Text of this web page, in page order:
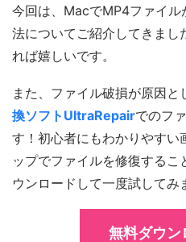
今回は、MacでMP4ファイ
法についてご紹介してきまし
れば嬉しいです。
また、ファイル破損が原因と
換ソフトUltraRepairでのフ
す！初心者にもわかりやす
ップでファイルを修復する
ウンロードして一度試してみ
無料ダウン